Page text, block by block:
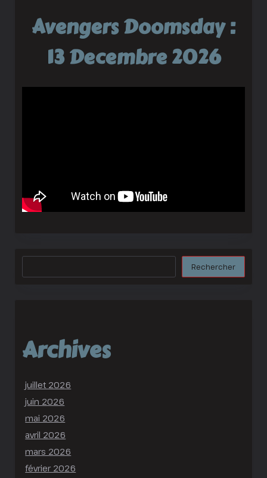
Avengers Doomsday :
13 Decembre 2026
Rechercher
Archives
juillet 2026
juin 2026
mai 2026
avril 2026
mars 2026
février 2026